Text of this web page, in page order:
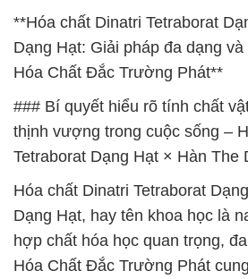
**Hóa chất Dinatri Tetraborat
Dạng Hạt: Giải pháp đa dạng
Hóa Chất Đắc Trường Phát**
### Bí quyết hiểu rõ tính chất
thịnh vượng trong cuộc sống –
Tetraborat Dạng Hạt × Hàn The
Hóa chất Dinatri Tetraborat
Dạng Hạt, hay tên khoa học là
hợp chất hóa học quan trọng,
Hóa Chất Đắc Trường Phát